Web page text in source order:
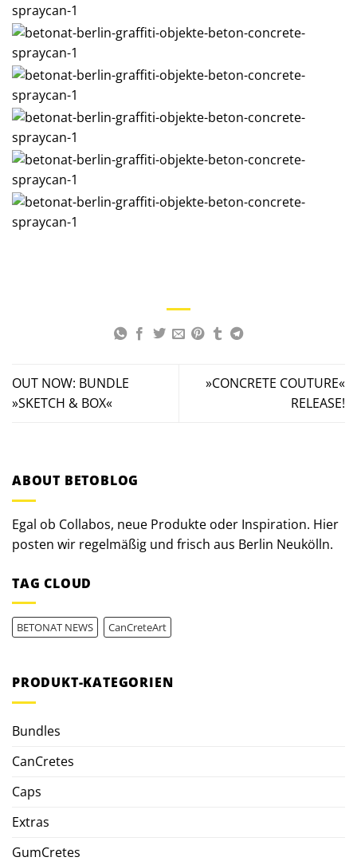
OUT NOW: BUNDLE
»SKETCH & BOX«
»CONCRETE COUTURE«
RELEASE!
ABOUT BETOBLOG
Egal ob Collabos, neue Produkte oder Inspiration. Hier
posten wir regelmäßig und frisch aus Berlin Neukölln.
TAG CLOUD
BETONAT NEWS CanCreteArt
PRODUKT-KATEGORIEN
Bundles
CanCretes
Caps
Extras
GumCretes